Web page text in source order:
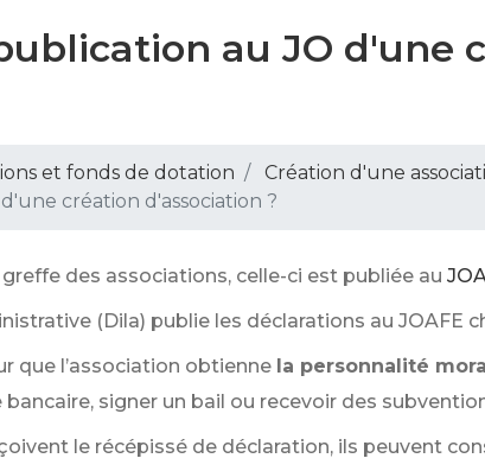
au JO d'une
et fonds de dotation
Création d'une
création d'association ?
des associations, celle-ci est publiée au
(Dila) publie les déclarations au JOAFE
que l’association obtienne la personnalité
signer un bail ou recevoir des
le récépissé de déclaration, ils peuvent